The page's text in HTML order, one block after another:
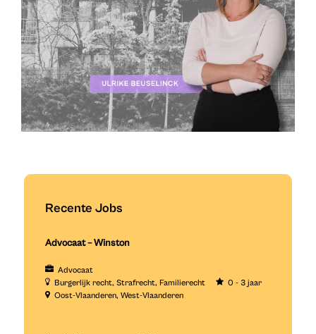
Recente Jobs
Advocaat – Winston
Advocaat
Burgerlijk recht Strafrecht Familierecht
0 - 3 jaar
Oost-Vlaanderen West-Vlaanderen